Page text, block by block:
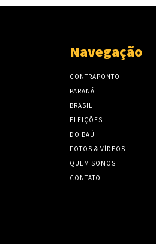
Navegação
CONTRAPONTO
PARANÁ
BRASIL
ELEIÇÕES
DO BAÚ
FOTOS & VÍDEOS
QUEM SOMOS
CONTATO